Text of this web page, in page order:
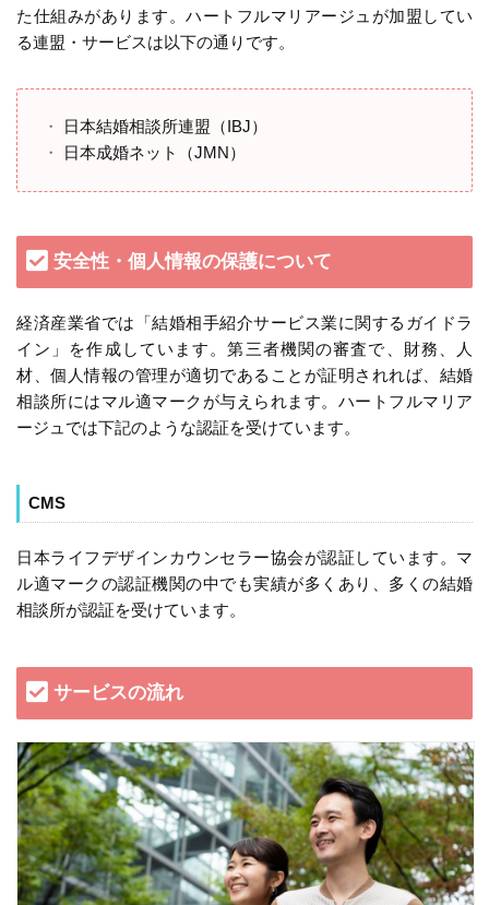
た仕組みがあります。ハートフルマリアージュが加盟してい
る連盟・サービスは以下の通りです。
日本結婚相談所連盟（IBJ）
日本成婚ネット（JMN）
安全性・個人情報の保護について
経済産業省では「結婚相手紹介サービス業に関するガイドラ
イン」を作成しています。第三者機関の審査で、財務、人
材、個人情報の管理が適切であることが証明されれば、結婚
相談所にはマル適マークが与えられます。ハートフルマリア
ージュでは下記のような認証を受けています。
CMS
日本ライフデザインカウンセラー協会が認証しています。マ
ル適マークの認証機関の中でも実績が多くあり、多くの結婚
相談所が認証を受けています。
サービスの流れ